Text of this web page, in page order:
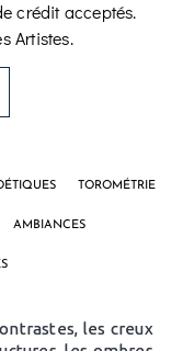
crédit acceptés.
Artistes.
TOROMÉTRIE
AMBIANCES
les creux